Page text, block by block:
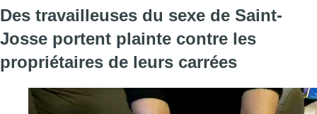
Des travailleuses du sexe de Saint-
Josse portent plainte contre les
propriétaires de leurs carrées